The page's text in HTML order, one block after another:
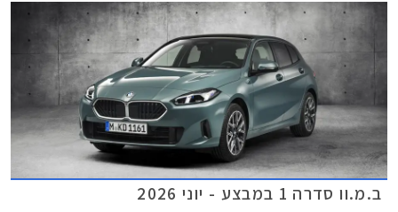
ב.מ.וו סדרה 1 במבצע - יוני 2026